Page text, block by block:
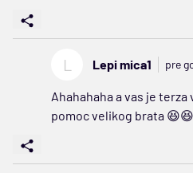
L Lepi mica1 pre
Ahahahaha a vas je
pomoc velikog brata